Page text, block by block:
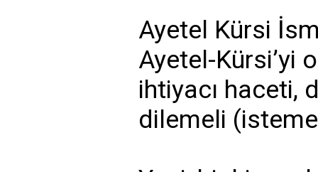
Ayetel Kürsi
Ayetel-Kürsi’yi
ihtiyacı haceti,
dilemeli